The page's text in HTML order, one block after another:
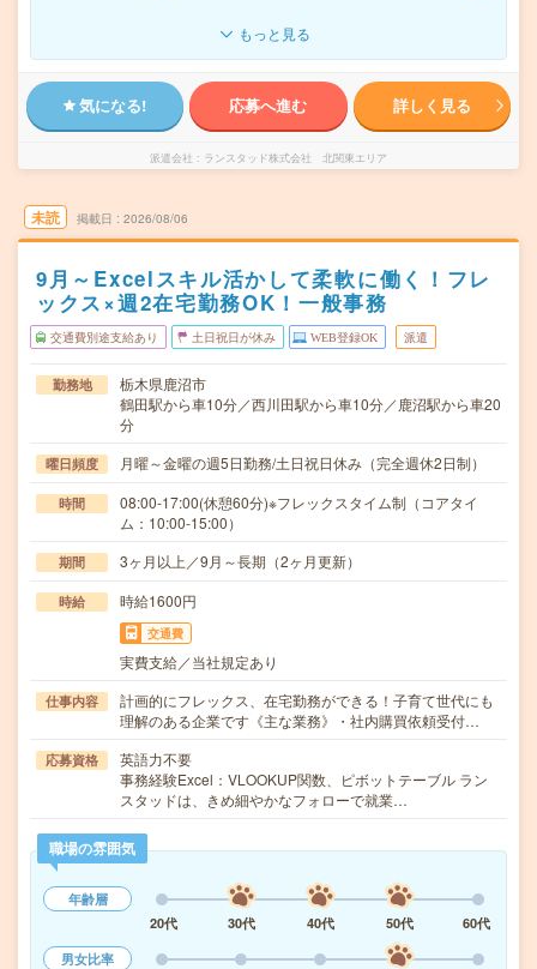
もっと見る
気になる! 応募へ進む 詳しく見る
派遣会社 ランスタッド株式会社 北関東エリア
未読 掲載日 2026/08/06
9月～Excelスキル活かして柔軟に働く！フレ
ックス×週2在宅勤務OK！一般事務
交通費別途支給あり 土日祝日が休み WEB登録OK 派遣
勤務地
栃木県鹿沼市
鶴田駅から車10分／西川田駅から車10分／鹿沼駅から車20
分
曜日頻度 月曜～金曜の週5日勤務/土日祝日休み（完全週休2日制）
時間
08:00-17:00(休憩60分)※フレックスタイム制（コアタイ
ム：10:00-15:00）
期間 3ヶ月以上／9月～長期（2ヶ月更新）
時給 時給1600円
交通費
実費支給／当社規定あり
仕事内容
計画的にフレックス、在宅勤務ができる！子育て世代にも
理解のある企業です《主な業務》・社内購買依頼受付…
応募資格
英語力不要
事務経験Excel：VLOOKUP関数、ピボットテーブル ラン
スタッドは、きめ細やかなフォローで就業…
職場の雰囲気
年齢層
20代
30代 40代 50代
60代
男女比率